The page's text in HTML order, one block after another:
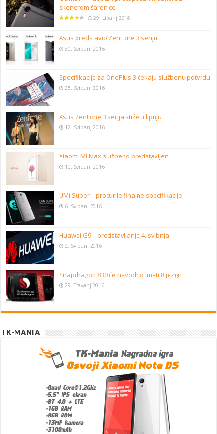
skenerom šarenice
29. Lipanj 2018
Asus predstavio ZenFone 3 seriju
30. Svibanj 2016
Specifikacije za OnePlus 3 čekaju službenu potvrdu
25. Svibanj 2016
Asus ZenFone 3 serija stiže u lipnju
12. Svibanj 2016
Xiaomi Mi Max službeno predstavljen
10. Svibanj 2016
UMi Super – procurile finalne specifikacije
6. Svibanj 2016
Huawei G9 – predstavljanje 4. svibnja
2. Svibanj 2016
Snapdragon 830 će navodno imati 8 jezgri
29. Travanj 2016
TK-MANIA